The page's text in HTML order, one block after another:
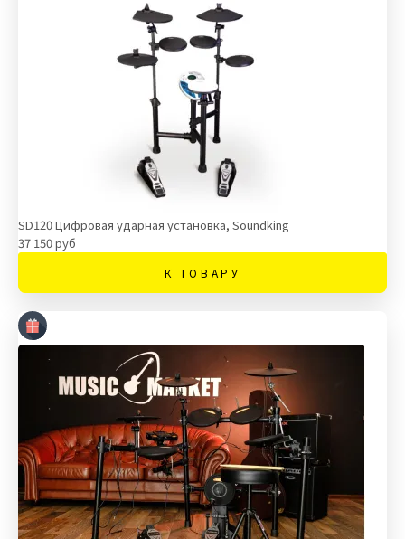
SD120 Цифровая ударная установка, Soundking
37 150 руб
К ТОВАРУ